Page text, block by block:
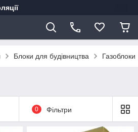
Блоки для будівництва Газоблоки
0 Фільтри